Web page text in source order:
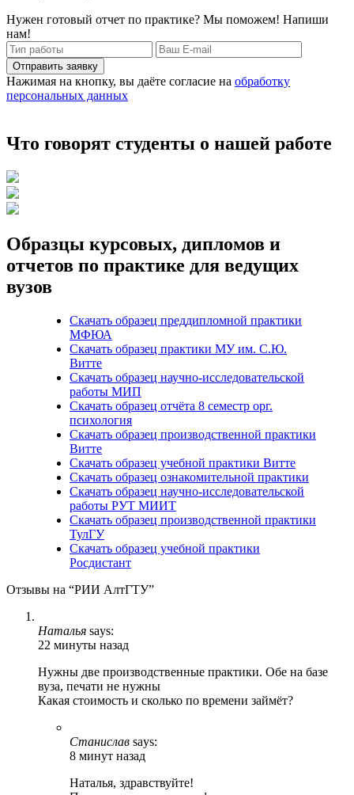
Нужен готовый отчет по практике? Мы поможем! Напиши
нам!
Отправить заявку
Нажимая на кнопку, вы даёте согласие на обработку
персональных данных
Что говорят студенты о нашей работе
Образцы курсовых, дипломов и
отчетов по практике для ведущих
вузов
Скачать образец преддипломной практики
МФЮА
Скачать образец практики МУ им. С.Ю.
Витте
Скачать образец научно-исследовательской
работы МИП
Скачать образец отчёта 8 семестр орг.
психология
Скачать образец производственной практики
Витте
Скачать образец учебной практики Витте
Скачать образец ознакомительной практики
Скачать образец научно-исследовательской
работы РУТ МИИТ
Скачать образец производственной практики
ТулГУ
Скачать образец учебной практики
Росдистант
Отзывы на “РИИ АлтГТУ”
Наталья says:
22 минуты назад
Нужны две производственные практики. Обе на базе
вуза, печати не нужны
Какая стоимость и сколько по времени займёт?
Станислав says:
8 минут назад
Наталья, здравствуйте!